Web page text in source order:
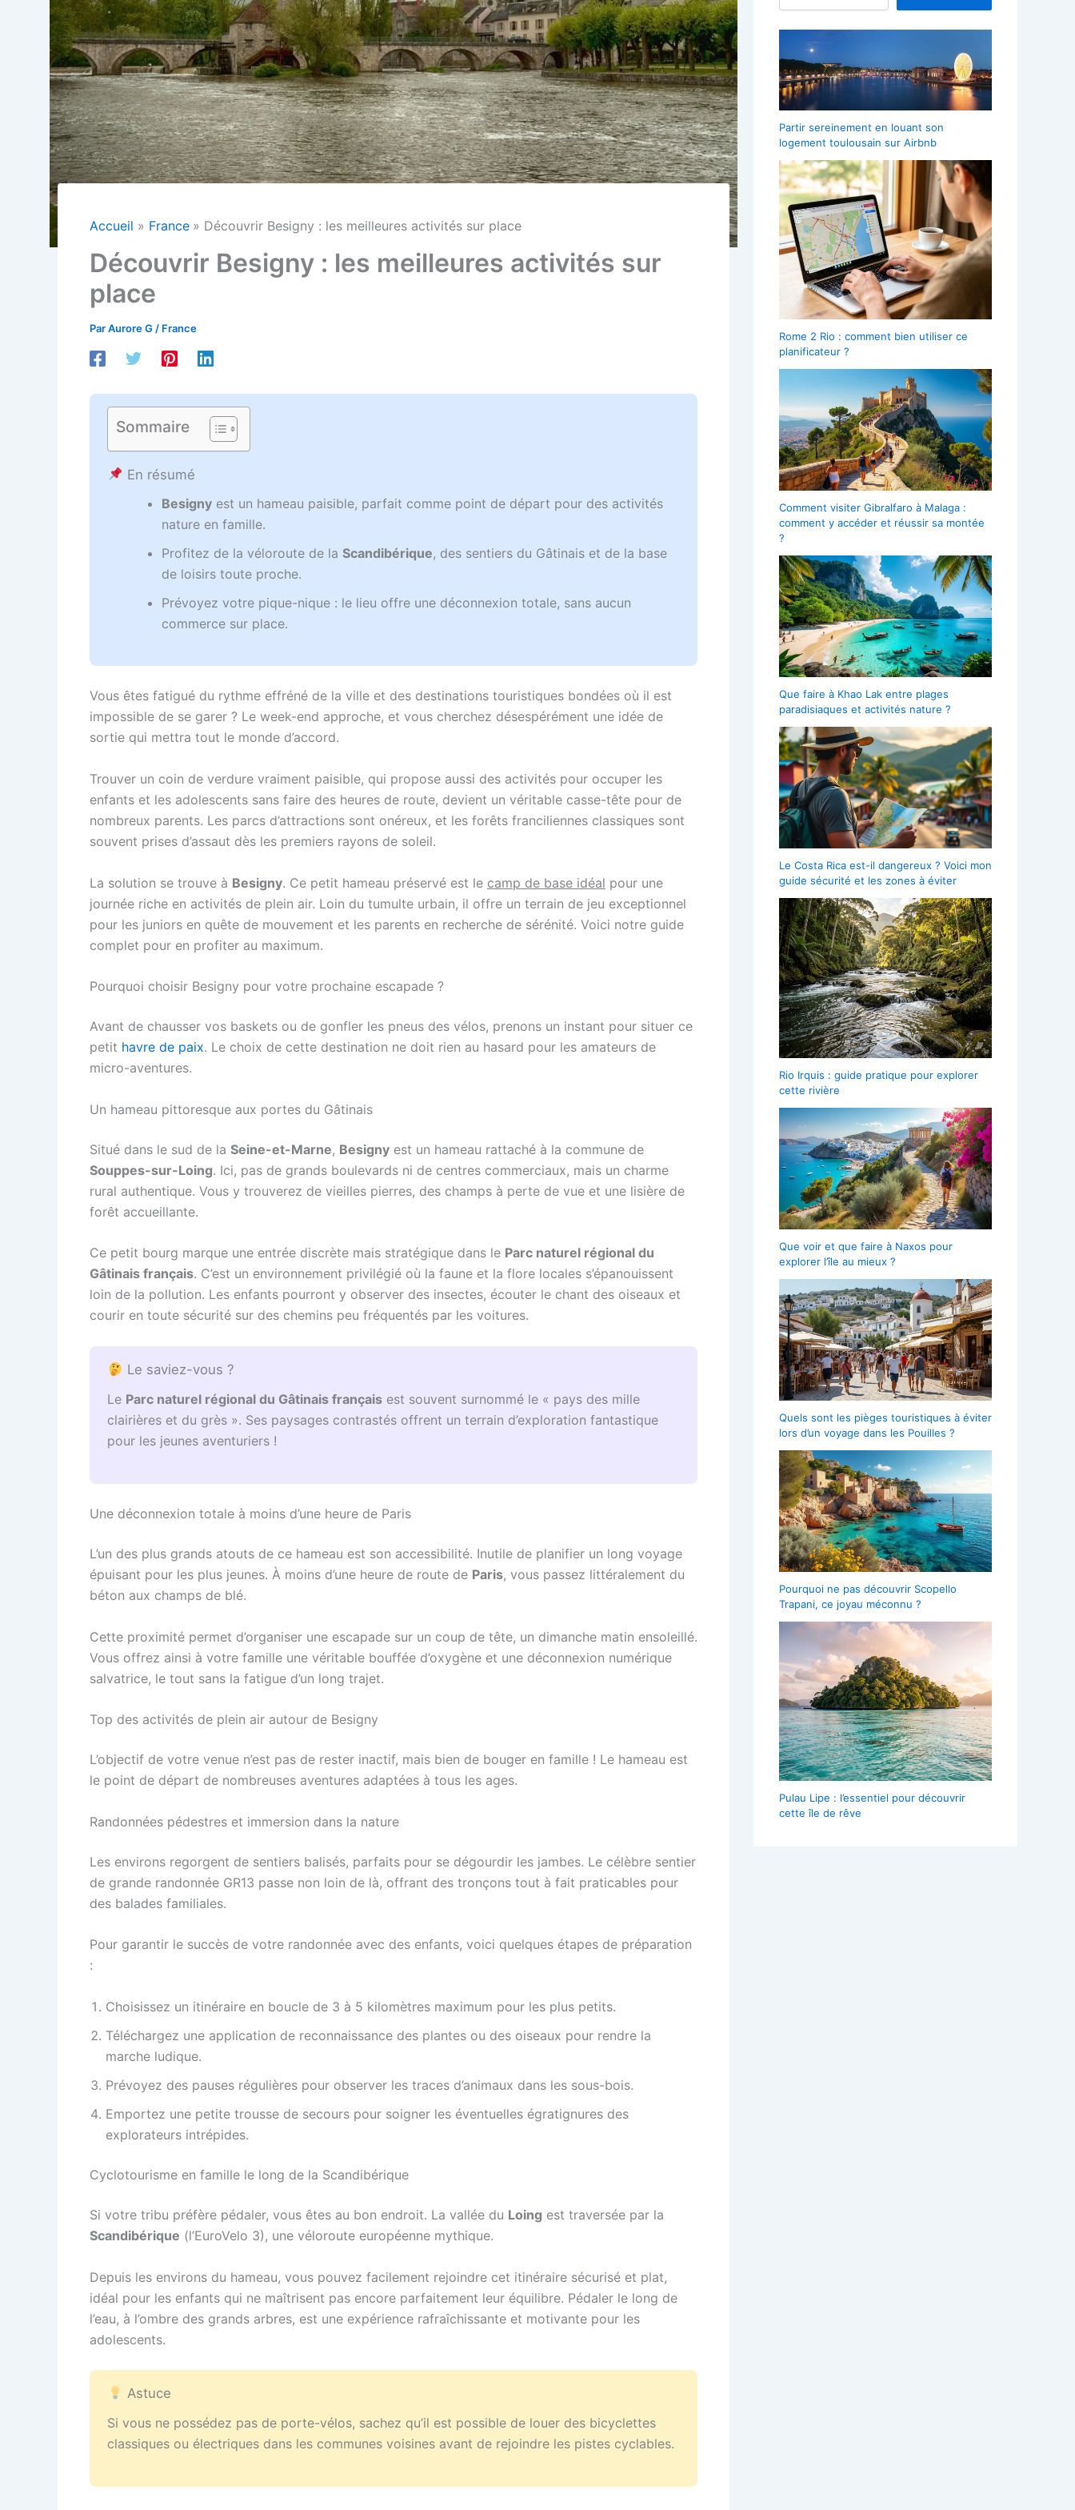
Accueil France Découvrir Besigny : les meilleures activités sur place
Découvrir Besigny : les meilleures activités sur
place
ParAurore G / France
Sommaire
En résumé
Besigny est un hameau paisible, parfait comme point de départ pour des activités
nature en famille.
Profitez de la véloroute de laScandibérique, des sentiers du Gâtinais et de la base
de loisirs toute proche.
Prévoyez votre pique-nique : le lieu offre une déconnexion totale, sans aucun
commerce sur place.
Vous êtes fatigué du rythme effréné de la ville et des destinations touristiques bondées où il est
impossible de se garer ? Le week-end approche, et vous cherchez désespérément une idée de
sortie qui mettra tout le monde d’accord.
Trouver un coin de verdure vraiment paisible, qui propose aussi des activités pour occuper les
enfants et les adolescents sans faire des heures de route, devient un véritable casse-tête pour de
nombreux parents. Les parcs d’attractions sont onéreux, et les forêts franciliennes classiques sont
souvent prises d’assaut dès les premiers rayons de soleil.
La solution se trouve à Besigny. Ce petit hameau préservé est le camp de base idéal pour une
journée riche en activités de plein air. Loin du tumulte urbain, il offre un terrain de jeu exceptionnel
pour les juniors en quête de mouvement et les parents en recherche de sérénité. Voici notre guide
complet pour en profiter au maximum.
Pourquoi choisir Besigny pour votre prochaine escapade ?
Avant de chausser vos baskets ou de gonfler les pneus des vélos, prenons un instant pour situer ce
petit havre de paix. Le choix de cette destination ne doit rien au hasard pour les amateurs de
micro-aventures.
Un hameau pittoresque aux portes du Gâtinais
Situé dans le sud de la Seine-et-Marne, Besigny est un hameau rattaché à la commune de
Souppes-sur-Loing. Ici, pas de grands boulevards ni de centres commerciaux, mais un charme
rural authentique. Vous y trouverez de vieilles pierres, des champs à perte de vue et une lisière de
forêt accueillante.
Ce petit bourg marque une entrée discrète mais stratégique dans le Parc naturel régional du
Gâtinais français. C’est un environnement privilégié où la faune et la flore locales s’épanouissent
loin de la pollution. Les enfants pourront y observer des insectes, écouter le chant des oiseaux et
courir en toute sécurité sur des chemins peu fréquentés par les voitures.
Le saviez-vous ?
Le Parc naturel régional du Gâtinais français est souvent surnommé le « pays des mille
clairières et du grès ». Ses paysages contrastés offrent un terrain d’exploration fantastique
pour les jeunes aventuriers !
Une déconnexion totale à moins d’une heure de Paris
L’un des plus grands atouts de ce hameau est son accessibilité. Inutile de planifier un long voyage
épuisant pour les plus jeunes. À moins d’une heure de route de Paris, vous passez littéralement du
béton aux champs de blé.
Cette proximité permet d’organiser une escapade sur un coup de tête, un dimanche matin ensoleillé.
Vous offrez ainsi à votre famille une véritable bouffée d’oxygène et une déconnexion numérique
salvatrice, le tout sans la fatigue d’un long trajet.
Top des activités de plein air autour de Besigny
L’objectif de votre venue n’est pas de rester inactif, mais bien de bouger en famille ! Le hameau est
le point de départ de nombreuses aventures adaptées à tous les ages.
Randonnées pédestres et immersion dans la nature
Les environs regorgent de sentiers balisés, parfaits pour se dégourdir les jambes. Le célèbre sentier
de grande randonnée GR13 passe non loin de là, offrant des tronçons tout à fait praticables pour
des balades familiales.
Pour garantir le succès de votre randonnée avec des enfants, voici quelques étapes de préparation
:
Choisissez un itinéraire en boucle de 3 à 5 kilomètres maximum pour les plus petits.
Téléchargez une application de reconnaissance des plantes ou des oiseaux pour rendre la
marche ludique.
Prévoyez des pauses régulières pour observer les traces d’animaux dans les sous-bois.
Emportez une petite trousse de secours pour soigner les éventuelles égratignures des
explorateurs intrépides.
Cyclotourisme en famille le long de la Scandibérique
Si votre tribu préfère pédaler, vous êtes au bon endroit. La vallée du Loing est traversée par la
Scandibérique (l’EuroVelo 3), une véloroute européenne mythique.
Depuis les environs du hameau, vous pouvez facilement rejoindre cet itinéraire sécurisé et plat,
idéal pour les enfants qui ne maîtrisent pas encore parfaitement leur équilibre. Pédaler le long de
l’eau, à l’ombre des grands arbres, est une expérience rafraîchissante et motivante pour les
adolescents.
Astuce
Si vous ne possédez pas de porte-vélos, sachez qu’il est possible de louer des bicyclettes
classiques ou électriques dans les communes voisines avant de rejoindre les pistes cyclables.
Partir sereinement en louant son
logement toulousain sur Airbnb
Rome 2 Rio : comment bien utiliser ce
planificateur ?
Comment visiter Gibralfaro à Malaga :
comment y accéder et réussir sa montée
?
Que faire à Khao Lak entre plages
paradisiaques et activités nature ?
Le Costa Rica est-il dangereux ? Voici mon
guide sécurité et les zones à éviter
Rio Irquis : guide pratique pour explorer
cette rivière
Que voir et que faire à Naxos pour
explorer l’île au mieux ?
Quels sont les pièges touristiques à éviter
lors d’un voyage dans les Pouilles ?
Pourquoi ne pas découvrir Scopello
Trapani, ce joyau méconnu ?
Pulau Lipe : l’essentiel pour découvrir
cette île de rêve